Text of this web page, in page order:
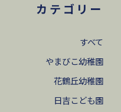
カテゴリー
すべて
やまびこ幼稚園
花鶴丘幼稚園
日吉こども園